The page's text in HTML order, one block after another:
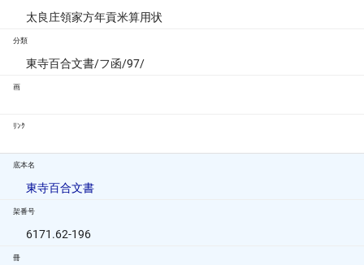
太良庄領家方年貢米算用状
分類
東寺百合文書/フ函/97/
画
ﾘﾝｸ
底本名
東寺百合文書
架番号
6171.62-196
冊